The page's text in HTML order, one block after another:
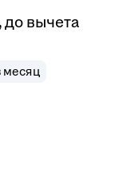
до вычета
месяц